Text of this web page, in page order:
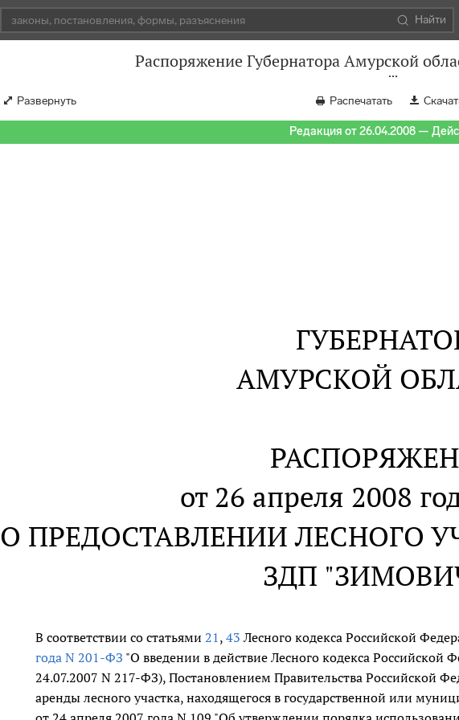
Найти
Распоряжение Губернатора Амурской
Развернуть Распечатать
Редакция от 26.04.2008 —
АМУРСКОЙ
от 26 апреля 2008
О ПРЕДОСТАВЛЕНИИ ЛЕСНОГО
ЗДП
В соответствии со статьями 21 ,43 Лесного кодекса Российской
года N 201-ФЗ "О введении в действие Лесного кодекса Российской
24.07.2007 N 217-ФЗ), Постановлением Правительства Российской
аренды лесного участка, находящегося в государственной или